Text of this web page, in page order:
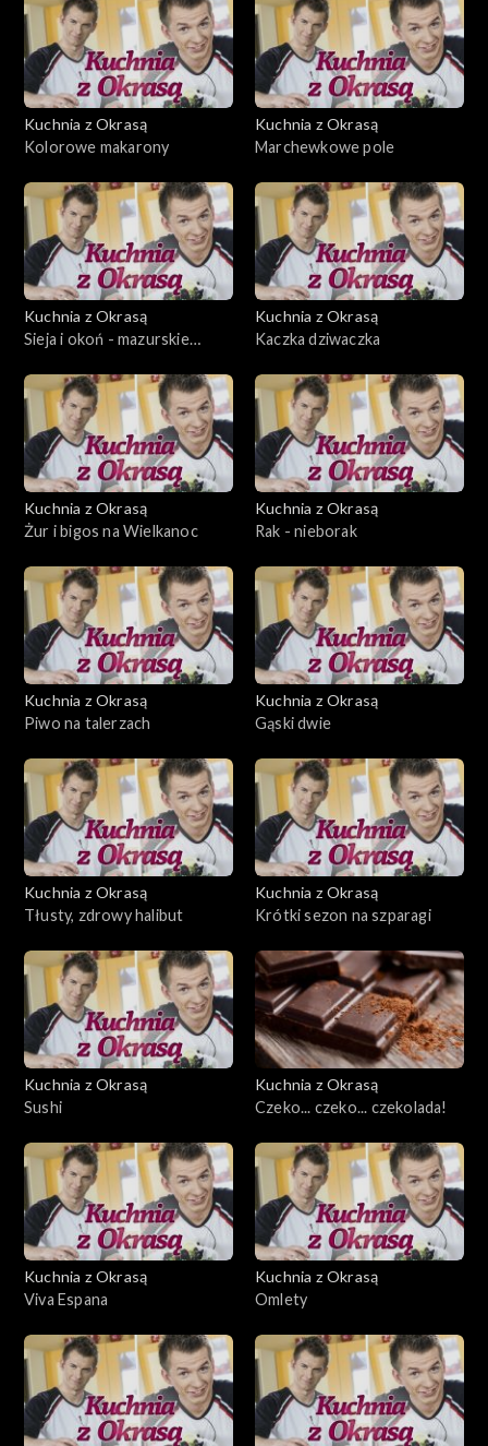
Kuchnia z Okrasą
Kolorowe makarony
Kuchnia z Okrasą
Marchewkowe pole
Kuchnia z Okrasą
Sieja i okoń - mazurskie
Kuchnia z Okrasą
Kaczka dziwaczka
Kuchnia z Okrasą
Żur i bigos na Wielkanoc
Kuchnia z Okrasą
Rak - nieborak
Kuchnia z Okrasą
Piwo na talerzach
Kuchnia z Okrasą
Gąski dwie
Kuchnia z Okrasą
Tłusty, zdrowy halibut
Kuchnia z Okrasą
Krótki sezon na szparagi
Kuchnia z Okrasą
Sushi
Kuchnia z Okrasą
Czeko... czeko... czekolada!
Kuchnia z Okrasą
Viva Espana
Kuchnia z Okrasą
Omlety